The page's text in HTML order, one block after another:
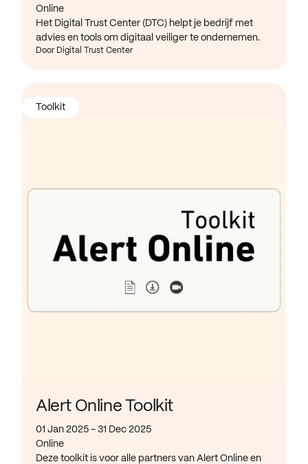
Online
Het Digital Trust Center (DTC) helpt je bedrijf met
advies en tools om digitaal veiliger te ondernemen.
Door Digital Trust Center
Alert Online Toolkit
01 Jan 2025 - 31 Dec 2025
Online
Deze toolkit is voor alle partners van Alert Online en
Toolkit